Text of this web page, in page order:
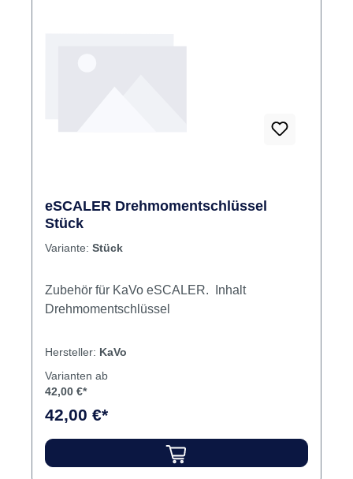
eSCALER Drehmomentschlüssel
Stück
Variante: Stück
Zubehör für KaVo eSCALER. Inhalt
Drehmomentschlüssel
Hersteller: KaVo
Varianten ab
42,00 €*
42,00 €*